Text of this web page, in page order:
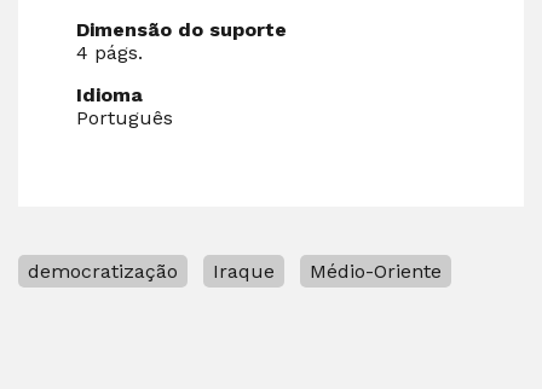
Dimensão do suporte
4 págs.
Idioma
Português
democratização Iraque Médio-Oriente